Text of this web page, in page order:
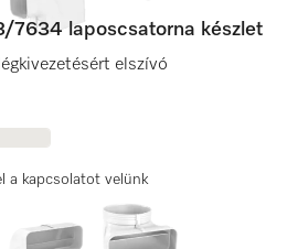
7634 laposcsatorna készlet
elszívó
a kapcsolatot velünk